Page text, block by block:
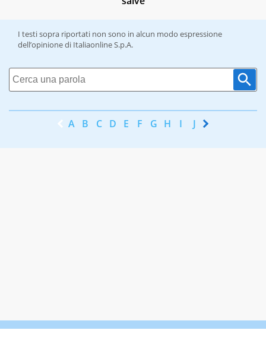
I testi sopra riportati non sono in alcun modo espressione
dell’opinione di Italiaonline S.p.A.
A B C D E F G H I J K